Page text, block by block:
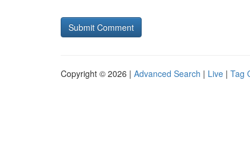
Copyright © 2026 | Advanced Search | Live | Tag